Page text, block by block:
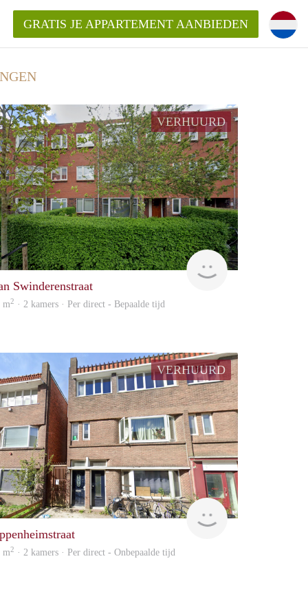
in Groningen?
GRATIS JE APPARTEMENT AANBIEDEN
VERHUURD
GrunoVerhuur
Swinderenstraat
m2 · 2 kamers · Per direct - Bepaalde tijd
VERHUURD
GrunoVerhuur
m2 · 2 kamers · Per direct - Onbepaalde tijd